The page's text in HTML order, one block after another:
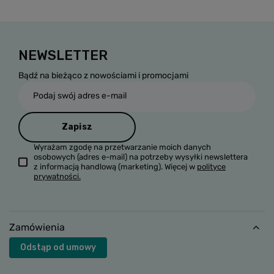
NEWSLETTER
Bądź na bieżąco z nowościami i promocjami
Podaj swój adres e-mail
Zapisz
Wyrażam zgodę na przetwarzanie moich danych
osobowych (adres e-mail) na potrzeby wysyłki newslettera
z informacją handlową (marketing). Więcej w polityce
prywatności.
Zamówienia
Odstąp od umowy